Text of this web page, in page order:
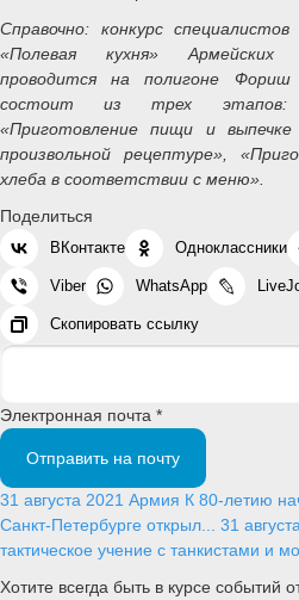
Справочно: конкурс
«Полевая кухня» Армейских
проводится на полигоне Фориш
состоит из трех этапов:
«Приготовление пищи и выпечке
произвольной рецептуре»,
хлеба в соответствии с меню».
Поделиться
ВКонтакте Одноклассники
Viber WhatsApp
Скопировать ссылку
Электронная почта *
Отправить на почту
31 августа 2021 Армия К 80-летию
Санкт-Петербурге открыл... 31
тактическое учение с танкистами и
Хотите всегда быть в курсе событий